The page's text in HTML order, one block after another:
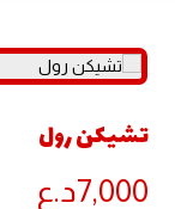
تشيكن رول
7,000د.ع